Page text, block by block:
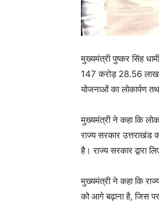
मुख्यमंत्री पुष्कर सिंह
147 करोड़ 28.56 लाख
योजनाओं का लोकार्पण
मुख्यमंत्री ने कहा कि
राज्य सरकार उत्तराखंड
है। राज्य सरकार द्वारा
मुख्यमंत्री ने कहा कि
को आगे बढ़ाना है, जिस